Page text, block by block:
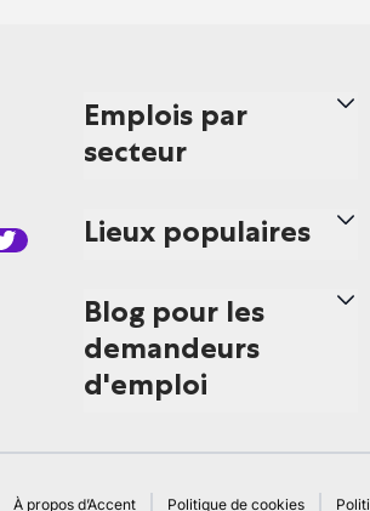
Emplois par
secteur
Lieux populaires
Blog pour les
demandeurs
d'emploi
À propos d’Accent Politique de cookies